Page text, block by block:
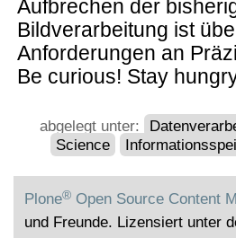
Aufbrechen der
Bildverarbeitung ist
Anforderungen an
Be curious! Stay
abgelegt unter:
Science
Plone®Open Source Content
und Freunde. Lizensiert unter